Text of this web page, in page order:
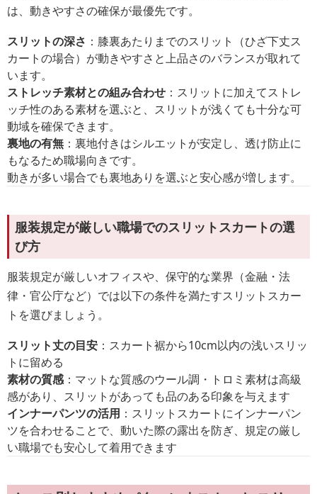
は、動きやすさの確保が最優先です。
スリットの深さ ：膝裏あたりまでのスリット（ひざ下丈ス
カートの場合）が動きやすさと上品さのバランスが取れて
います。
ストレッチ素材との組み合わせ ：スリットに加えてストレ
ッチ性のある素材を選ぶと、スリットが浅くても十分な可
動域を確保できます。
裏地の有無 ：裏地付きはシルエットが安定し、透け防止に
もなるため職場向きです。
動きが多い場合でも裏地ありを選ぶと安心感が増します。
服装規定が厳しい職場でのスリットスカートの選
び方
服装規定が厳しいオフィスや、保守的な業界（金融・法
律・官公庁など）では以下の条件を満たすスリットスカー
トを選びましょう。
スリット丈の目安 ：スカート裾から10cm以内の浅いスリッ
トに留める
素材の質感：マットな質感のウール調・トロミ素材は高級
感があり、スリットがあっても品のある印象を与えます
インナーパンツの活用 ：スリットスカートにインナーパン
ツを合わせることで、動いた際の露出を防ぎ、規定の厳し
い職場でも安心して着用できます